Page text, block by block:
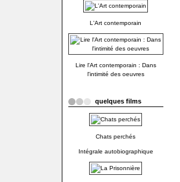
L'Art contemporain
Lire l'Art contemporain : Dans
l'intimité des oeuvres
quelques films
Chats perchés
Intégrale autobiographique